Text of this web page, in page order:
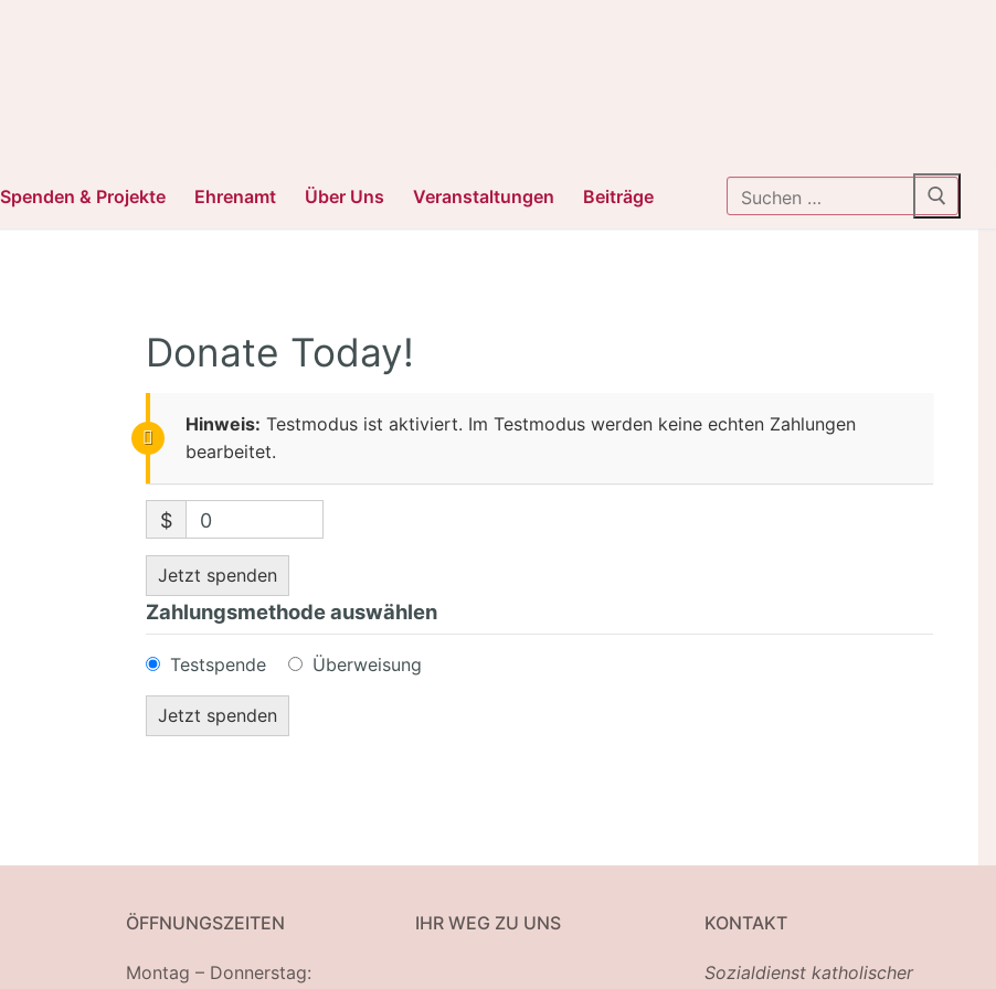
Spenden & Projekte Ehrenamt Über Uns Veranstaltungen Beiträge
Suchen
nach:
Donate Today!
Hinweis: Testmodus ist aktiviert. Im Testmodus werden keine echten Zahlungen
bearbeitet.
$ 0
Jetzt spenden
Zahlungsmethode auswählen
Testspende Überweisung
ÖFFNUNGSZEITEN
Montag – Donnerstag:
IHR WEG ZU UNS KONTAKT
Sozialdienst katholischer